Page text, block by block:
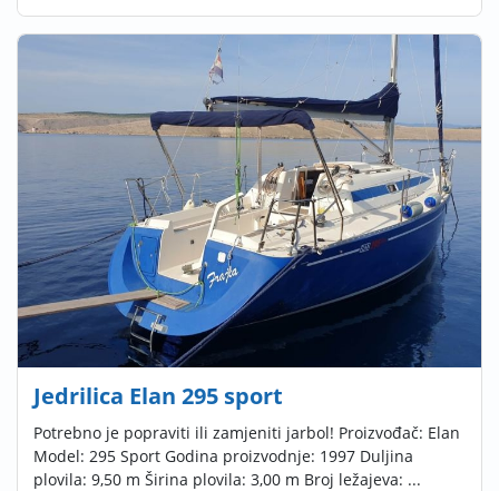
Jedrilica Elan 295 sport
Potrebno je popraviti ili zamjeniti jarbol! Proizvođač: Elan
Model: 295 Sport Godina proizvodnje: 1997 Duljina
plovila: 9,50 m Širina plovila: 3,00 m Broj ležajeva: ...